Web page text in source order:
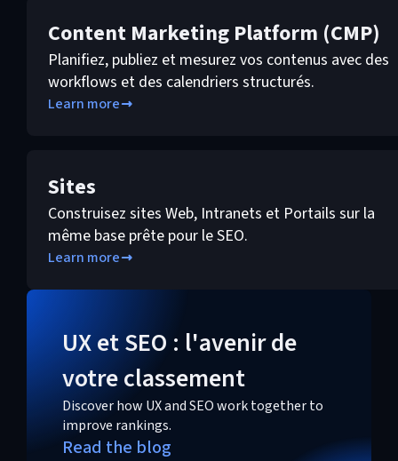
Content Marketing Platform (CMP)
Planifiez, publiez et mesurez vos contenus avec des
workflows et des calendriers structurés.
Learn more
Sites
Construisez sites Web, Intranets et Portails sur la
même base prête pour le SEO.
Learn more
UX et SEO : l'avenir de
votre classement
Discover how UX and SEO work together to
improve rankings.
Read the blog